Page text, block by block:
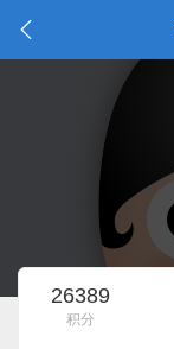
26389
积分